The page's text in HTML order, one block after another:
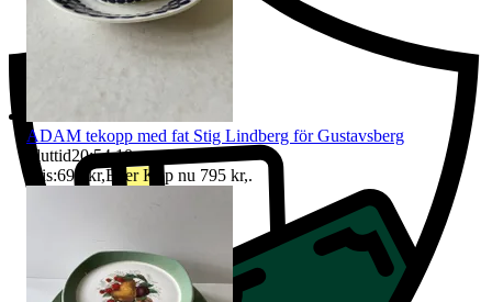
ADAM tekopp med fat Stig Lindberg för Gustavsberg
Sluttid20:54 10 aug 20:54
Pris:695 kr,Eller Köp nu 795 kr,.